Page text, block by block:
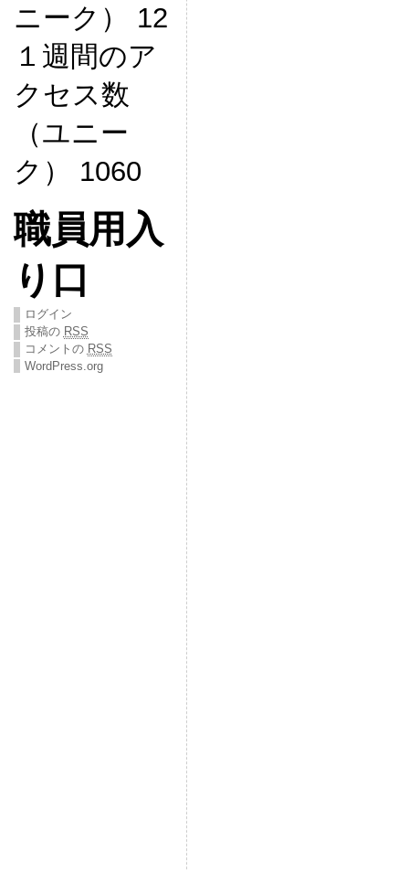
ニーク） 12
１週間のア
クセス数
（ユニー
ク） 1060
職員用入
り口
ログイン
投稿の RSS
コメントの RSS
WordPress.org